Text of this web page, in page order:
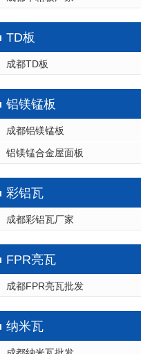
TD板
成都TD板
铝镁锰板
成都铝镁锰板
铝镁锰合金屋面板
彩铝瓦
成都彩铝瓦厂家
FPR亮瓦
成都FPR亮瓦批发
纳米瓦